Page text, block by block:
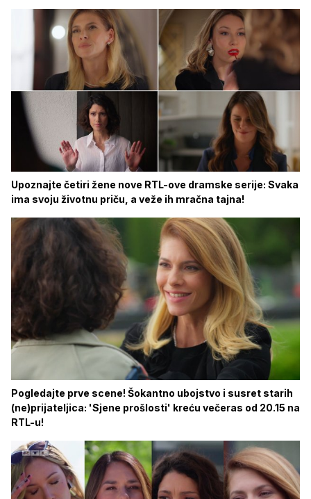
Upoznajte četiri žene nove RTL-ove dramske serije: Svaka
ima svoju životnu priču, a veže ih mračna tajna!
Pogledajte prve scene! Šokantno ubojstvo i susret starih
(ne)prijateljica: 'Sjene prošlosti' kreću večeras od 20.15 na
RTL-u!